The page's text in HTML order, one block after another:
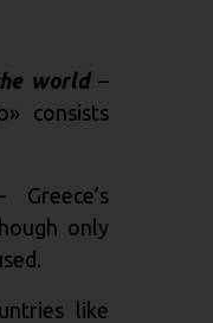
world–
consists
Greece’s
only
like